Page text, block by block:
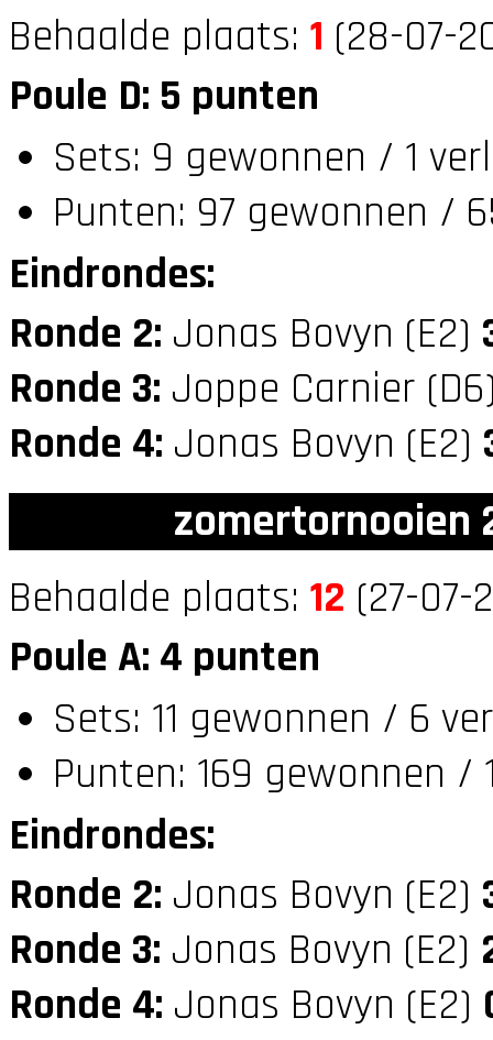
Behaalde plaats: 1 (28-07-
Poule D: 5 punten
Sets: 9 gewonnen / 1
Punten: 97 gewonnen /
Eindrondes:
Ronde 2: Jonas Bovyn (E2)
Ronde 3: Joppe Carnier
Ronde 4: Jonas Bovyn (E2)
zomertornooien
Behaalde plaats: 12 (27-07-
Poule A: 4 punten
Sets: 11 gewonnen / 6
Punten: 169 gewonnen /
Eindrondes:
Ronde 2: Jonas Bovyn (E2)
Ronde 3: Jonas Bovyn (E2)
Ronde 4: Jonas Bovyn (E2)